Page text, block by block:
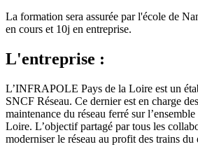
La formation sera assurée par l'école de
en cours et 10j en entreprise.
L'entreprise :
L’INFRAPOLE Pays de la Loire est un
SNCF Réseau. Ce dernier est en charge
maintenance du réseau ferré sur
Loire. L’objectif partagé par tous les
moderniser le réseau au profit des trains du